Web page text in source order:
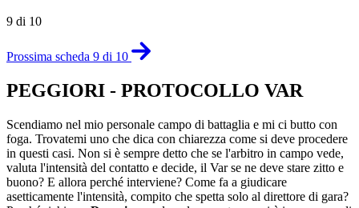
9 di 10
Prossima scheda 9 di 10
PEGGIORI - PROTOCOLLO VAR
Scendiamo nel mio personale campo di battaglia e mi ci butto con
foga. Trovatemi uno che dica con chiarezza come si deve procedere
in questi casi. Non si è sempre detto che se l'arbitro in campo vede,
valuta l'intensità del contatto e decide, il Var se ne deve stare zitto e
buono? E allora perché interviene? Come fa a giudicare
asetticamente l'intensità, compito che spetta solo al direttore di gara?